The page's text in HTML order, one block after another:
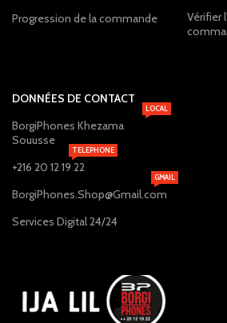
Progression de la commande
Vérifier
DONNÉES DE CONTACT
BorgiPhones Khezama
Souusse
LOCAL
+216 20 12 19 22
TELEPHONE
BorgiPhones.Shop@Gmail.com
GMAIL
Services Digital 24/24